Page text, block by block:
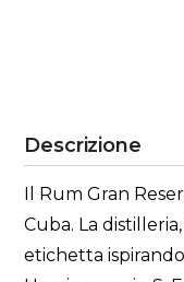
Descrizione
Il Rum Gran
Cuba. La
etichetta